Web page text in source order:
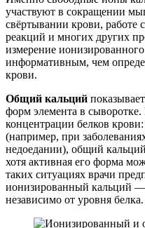
участвуют в сокращении
свёртывании крови, работе
реакций и многих других
измерение
информативным, чем
крови.
Общий кальций
форм элемента в сыворотке.
концентрации белков
(например, при
недоедании), общий
хотя активная его форма
таких ситуациях врачи
ионизированный кальций —
независимо от уровня белка.